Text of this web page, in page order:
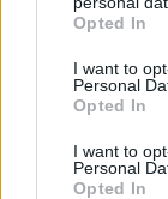
grant or deny
use your data
consent section.
Opted In
I want to
Personal
Opted In
I want to
Personal
Opted In
ΠΑΟΚ -
Για πάντα στη
νέο συμβόλαιο
πριν 11 λεπτά